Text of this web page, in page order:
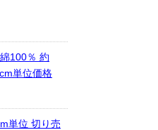
100％ 約
単位価格
単位 切り売